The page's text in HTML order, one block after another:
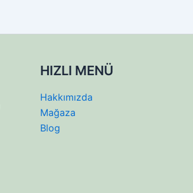
HIZLI MENÜ
Hakkımızda
Mağaza
Blog